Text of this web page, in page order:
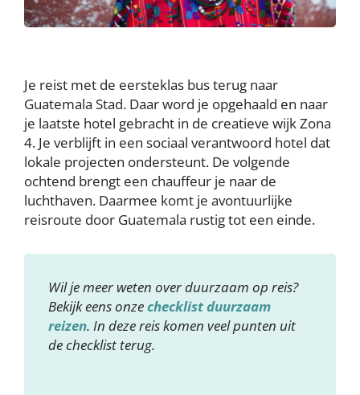
Je reist met de eersteklas bus terug naar
Guatemala Stad. Daar word je opgehaald en naar
je laatste hotel gebracht in de creatieve wijk Zona
4. Je verblijft in een sociaal verantwoord hotel dat
lokale projecten ondersteunt. De volgende
ochtend brengt een chauffeur je naar de
luchthaven. Daarmee komt je avontuurlijke
reisroute door Guatemala rustig tot een einde.
Wil je meer weten over duurzaam op reis?
Bekijk eens onzechecklist duurzaam
reizen. In deze reis komen veel punten uit
de checklist terug.